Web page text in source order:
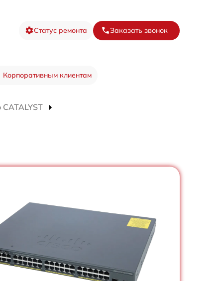
Статус ремонта Заказать звонок
Корпоративным клиентам